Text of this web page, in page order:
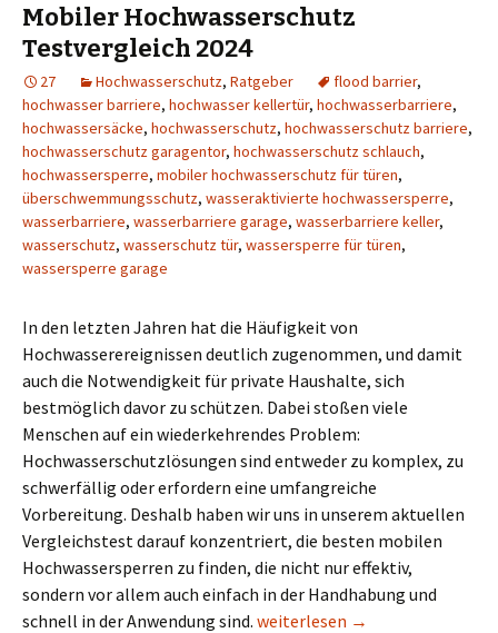
Mobiler Hochwasserschutz
Testvergleich 2024
27 Hochwasserschutz, Ratgeber flood barrier,
hochwasser barriere, hochwasser kellertür, hochwasserbarriere,
hochwassersäcke, hochwasserschutz, hochwasserschutz barriere,
hochwasserschutz garagentor, hochwasserschutz schlauch,
hochwassersperre, mobiler hochwasserschutz für türen,
überschwemmungsschutz, wasseraktivierte hochwassersperre,
wasserbarriere, wasserbarriere garage, wasserbarriere keller,
wasserschutz, wasserschutz tür, wassersperre für türen,
wassersperre garage
In den letzten Jahren hat die Häufigkeit von
Hochwasserereignissen deutlich zugenommen, und damit
auch die Notwendigkeit für private Haushalte, sich
bestmöglich davor zu schützen. Dabei stoßen viele
Menschen auf ein wiederkehrendes Problem:
Hochwasserschutzlösungen sind entweder zu komplex, zu
schwerfällig oder erfordern eine umfangreiche
Vorbereitung. Deshalb haben wir uns in unserem aktuellen
Vergleichstest darauf konzentriert, die besten mobilen
Hochwassersperren zu finden, die nicht nur effektiv,
sondern vor allem auch einfach in der Handhabung und
schnell in der Anwendung sind. Mobiler Hochwasserschutz
weiterlesen →